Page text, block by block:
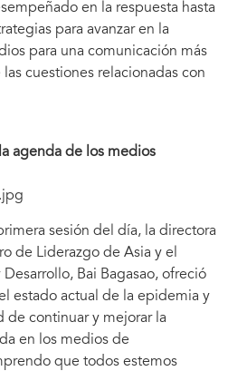
en la respuesta hasta
para avanzar en la
para una comunicación más
cuestiones relacionadas con
agenda de los medios
sesión del día, la directora
de Liderazgo de Asia y el
Bai Bagasao, ofreció
estado actual de la epidemia y
de continuar y mejorar la
en los medios de
que todos estemos